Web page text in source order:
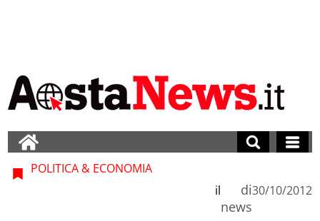
POLITICA & ECONOMIA
di
news
il 30/10/2012